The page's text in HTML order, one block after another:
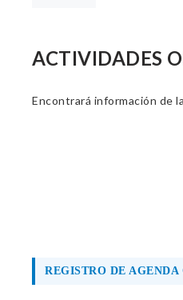
ACTIVIDADES
Encontrará información de
REGISTRO DE